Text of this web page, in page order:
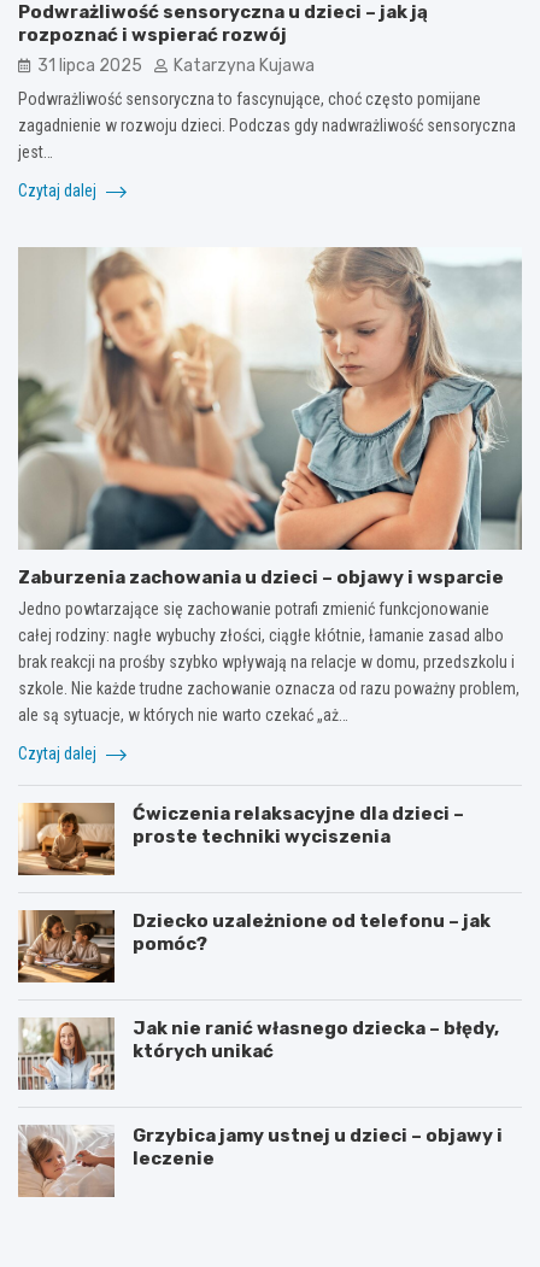
Podwrażliwość sensoryczna u dzieci – jak ją
rozpoznać i wspierać rozwój
31 lipca 2025 Katarzyna Kujawa
Podwrażliwość sensoryczna to fascynujące, choć często pomijane
zagadnienie w rozwoju dzieci. Podczas gdy nadwrażliwość sensoryczna
jest…
Czytaj dalej
Zaburzenia zachowania u dzieci – objawy i wsparcie
Jedno powtarzające się zachowanie potrafi zmienić funkcjonowanie
całej rodziny: nagłe wybuchy złości, ciągłe kłótnie, łamanie zasad albo
brak reakcji na prośby szybko wpływają na relacje w domu, przedszkolu i
szkole. Nie każde trudne zachowanie oznacza od razu poważny problem,
ale są sytuacje, w których nie warto czekać „aż…
Czytaj dalej
Ćwiczenia relaksacyjne dla dzieci –
proste techniki wyciszenia
Dziecko uzależnione od telefonu – jak
pomóc?
Jak nie ranić własnego dziecka – błędy,
których unikać
Grzybica jamy ustnej u dzieci – objawy i
leczenie
W
D